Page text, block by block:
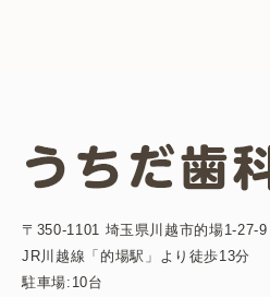
〒350-1101 埼玉県川越市的場1-27-9
JR川越線「的場駅」より徒歩13分
駐車場:10台